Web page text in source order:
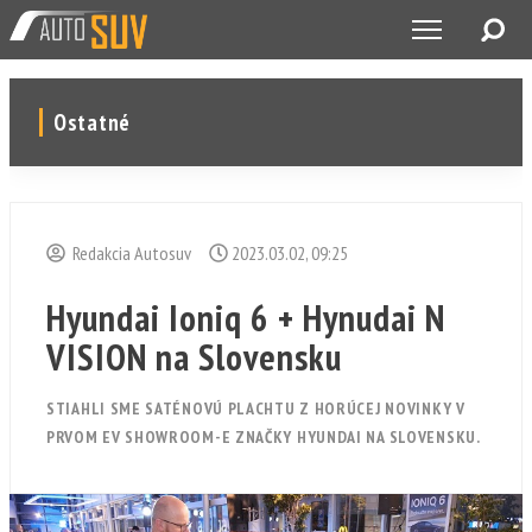
Ostatné
Redakcia Autosuv 2023.03.02, 09:25
Hyundai Ioniq 6 + Hynudai N
VISION na Slovensku
STIAHLI SME SATÉNOVÚ PLACHTU Z HORÚCEJ NOVINKY V
PRVOM EV SHOWROOM-E ZNAČKY HYUNDAI NA SLOVENSKU.